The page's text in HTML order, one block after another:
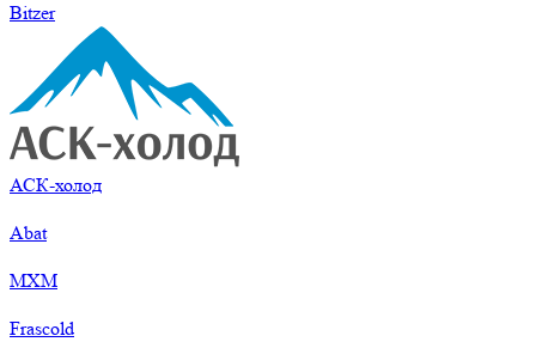
Bitzer
АСК-холод
Abat
МХМ
Frascold